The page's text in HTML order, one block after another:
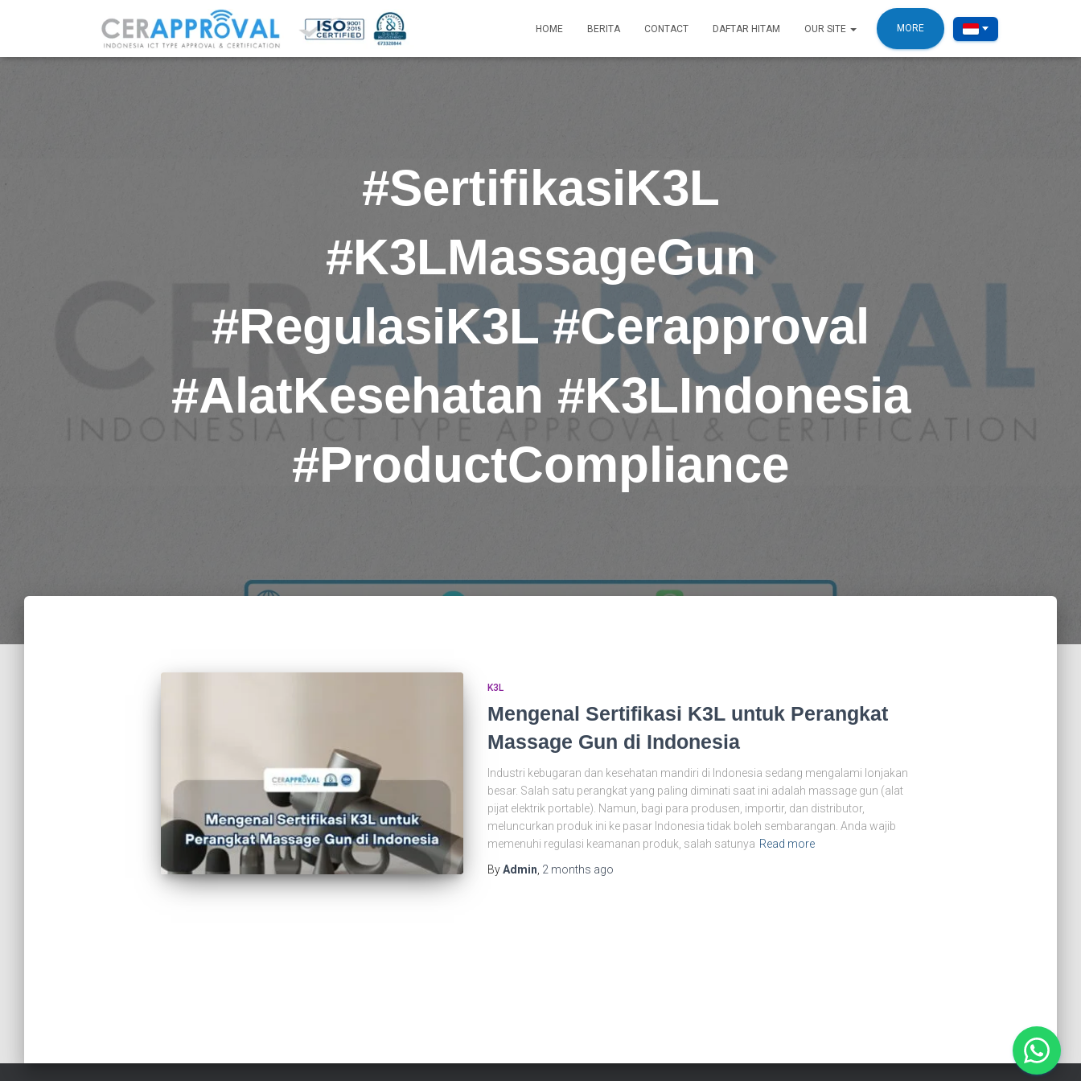
HOME BERITA CONTACT DAFTAR HITAM OUR SITE MORE
#SertifikasiK3L
#K3LMassageGun
#RegulasiK3L #Cerapproval
#AlatKesehatan #K3LIndonesia
#ProductCompliance
K3L
Mengenal Sertifikasi K3L untuk Perangkat
Massage Gun di Indonesia
Industri kebugaran dan kesehatan mandiri di Indonesia sedang mengalami lonjakan
besar. Salah satu perangkat yang paling diminati saat ini adalah massage gun (alat
pijat elektrik portable). Namun, bagi para produsen, importir, dan distributor,
meluncurkan produk ini ke pasar Indonesia tidak boleh sembarangan. Anda wajib
memenuhi regulasi keamanan produk, salah satunya Read more
ByAdmin 2 months ago